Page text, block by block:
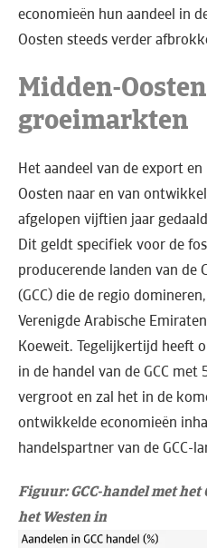
economieën hun aandeel in
Oosten steeds verder
Midden-
groeimarkten
Het aandeel van de export
Oosten naar en van
afgelopen vijftien jaar
Dit geldt specifiek voor de
producerende landen van de
(GCC) die de regio
Verenigde Arabische
Koeweit. Tegelijkertijd heeft
in de handel van de GCC
vergroot en zal het in de
ontwikkelde economieën
handelspartner van de GCC-
Figuur: GCC-handel met
het Westen in